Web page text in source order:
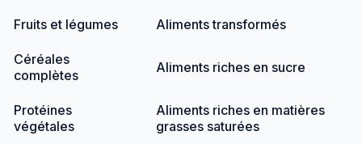
Fruits et légumes Aliments transformés
Céréales
complètes
Aliments riches en sucre
Protéines
végétales
Aliments riches en matières
grasses saturées